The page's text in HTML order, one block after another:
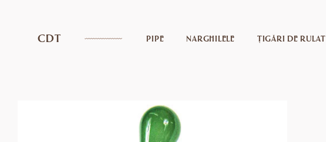
CDT PIPE NARGHILELE ȚIGĂRI DE RULAT